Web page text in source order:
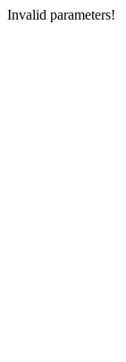
Invalid parameters!